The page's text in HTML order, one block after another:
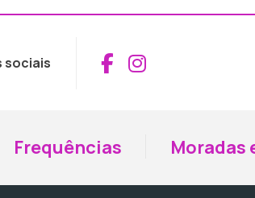
sociais Aceder ao
Aceder ao
Frequências Moradas